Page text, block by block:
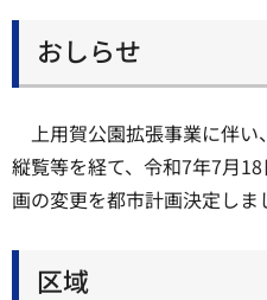
おしらせ
上用賀公園拡張事業に伴い
縦覧等を経て、令和7年7月
画の変更を都市計画決定しま
区域